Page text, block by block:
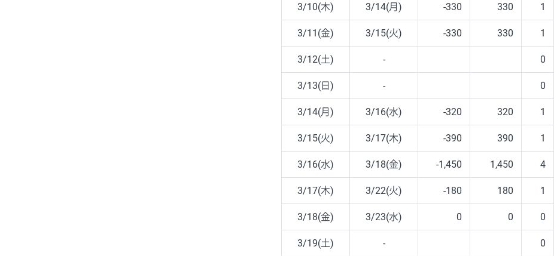
3/10(木) 3/14(月) -330 330 1
3/11(金) 3/15(火) -330 330 1
3/12(土) - 0
3/13(日) - 0
3/14(月) 3/16(水) -320 320 1
3/15(火) 3/17(木) -390 390 1
3/16(水) 3/18(金) -1,450 1,450 4
3/17(木) 3/22(火) -180 180 1
3/18(金) 3/23(水) 0 0 0
3/19(土) - 0